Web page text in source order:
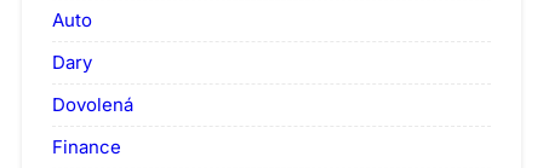
Auto
Dary
Dovolená
Finance